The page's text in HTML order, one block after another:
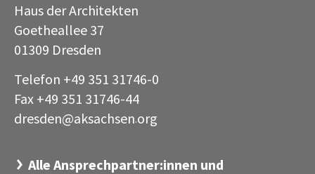
Haus der Architekten
Goetheallee 37
01309 Dresden
Telefon +49 351 31746-0
Fax +49 351 31746-44
dresden@aksachsen·org
Alle Ansprechpartner:innen und